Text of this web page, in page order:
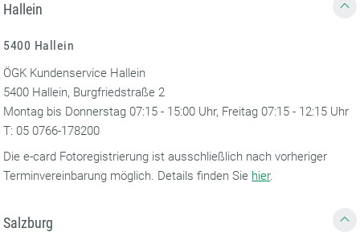
Hallein
5400 Hallein
ÖGK Kundenservice Hallein
5400 Hallein, Burgfriedstraße 2
Montag bis Donnerstag 07:15 - 15:00 Uhr, Freitag 07:15 - 12:15 Uhr
T: 05 0766-178200
Die e-card Fotoregistrierung ist ausschließlich nach vorheriger
Terminvereinbarung möglich. Details finden Sie hier.
Salzburg